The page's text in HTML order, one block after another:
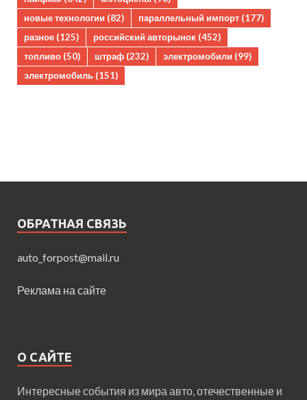
новые технологии (82) параллельный импорт (177)
разное (125) российский авторынок (452)
топливо (50) штраф (232) электромобили (99)
электромобиль (151)
ОБРАТНАЯ СВЯЗЬ
auto_forpost@mail.ru
Реклама на сайте
О САЙТЕ
Интересные события из мира авто, отечественные и